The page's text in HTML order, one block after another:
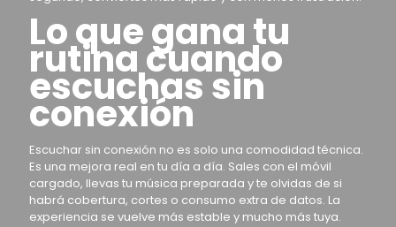
Lo que gana tu
rutina cuando
escuchas sin
conexión
Escuchar sin conexión no es solo una comodidad técnica.
Es una mejora real en tu día a día. Sales con el móvil
cargado, llevas tu música preparada y te olvidas de si
habrá cobertura, cortes o consumo extra de datos. La
experiencia se vuelve más estable y mucho más tuya.